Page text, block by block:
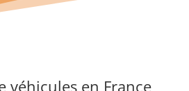
véhicules en France